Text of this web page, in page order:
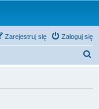
Zaloguj się
Zarejestruj się